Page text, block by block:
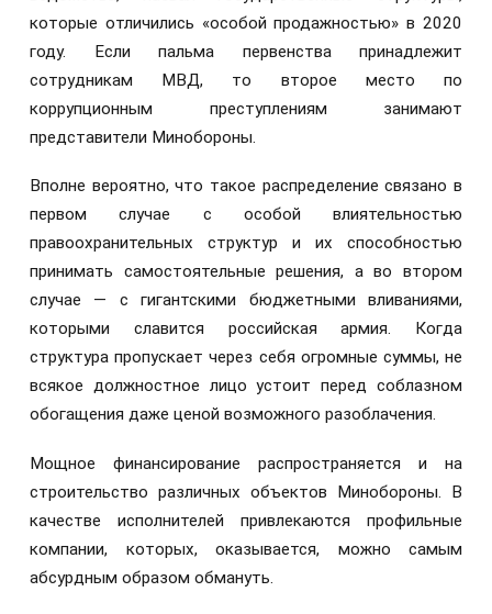
которые отличились «особой продажностью» в 2020
году. Если пальма первенства принадлежит
сотрудникам МВД, то второе место по
коррупционным преступлениям занимают
представители Минобороны.
Вполне вероятно, что такое распределение связано в
первом случае с особой влиятельностью
правоохранительных структур и их способностью
принимать самостоятельные решения, а во втором
случае — с гигантскими бюджетными вливаниями,
которыми славится российская армия. Когда
структура пропускает через себя огромные суммы, не
всякое должностное лицо устоит перед соблазном
обогащения даже ценой возможного разоблачения.
Мощное финансирование распространяется и на
строительство различных объектов Минобороны. В
качестве исполнителей привлекаются профильные
компании, которых, оказывается, можно самым
абсурдным образом обмануть.